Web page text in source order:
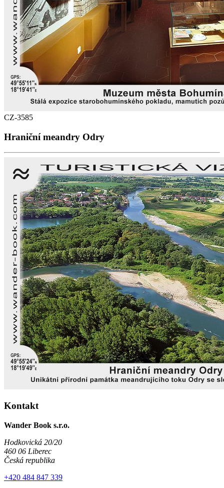
CZ-3585
Hraniční meandry Odry
Kontakt
Wander Book s.r.o.
Hodkovická 20/20
460 06 Liberec
Česká republika
+420 484 847 339